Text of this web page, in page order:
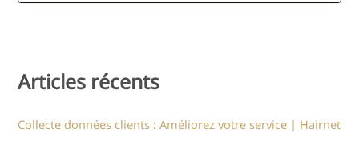
:
r
i
s
Articles récents
Collecte données clients : Améliorez votre service | Hairnet